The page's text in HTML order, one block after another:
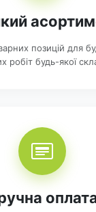
позицій для
робіт будь-якої